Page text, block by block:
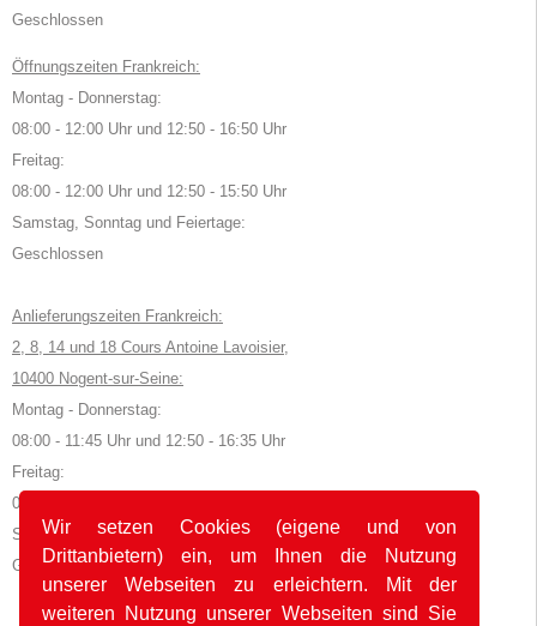
Wir setzen Cookies (eigene und von
Drittanbietern) ein, um Ihnen die Nutzung
unserer Webseiten zu erleichtern. Mit der
weiteren Nutzung unserer Webseiten sind Sie
Geschlossen
Öffnungszeiten Frankreich:
Montag - Donnerstag:
08:00 - 12:00 Uhr und 12:50 - 16:50 Uhr
Freitag:
08:00 - 12:00 Uhr und 12:50 - 15:50 Uhr
Samstag, Sonntag und Feiertage:
Geschlossen
Anlieferungszeiten Frankreich:
2, 8, 14 und 18 Cours Antoine Lavoisier,
10400 Nogent-sur-Seine:
Montag - Donnerstag:
08:00 - 11:45 Uhr und 12:50 - 16:35 Uhr
Freitag:
08:00 - 11:45 Uhr und 12:50 - 15:35 Uhr
Samstag, Sonntag und Feiertage:
Geschlossen